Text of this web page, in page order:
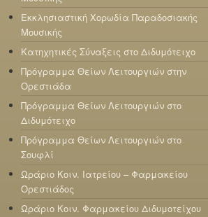
Εκκλησιαστική Χορωδία Παραδοσιακής
Μουσικής
Κατηχητικές Σύναξεις στο Διδυμότειχο
Πρόγραμμα Θείων Λειτουργιών στην
Ορεστιάδα
Πρόγραμμα Θείων Λειτουργιών στο
Διδυμότειχο
Πρόγραμμα Θείων Λειτουργιών στο
Σουφλί
Ωράριο Κοιν. Ιατρείου – Φαρμακείου
Ορεστιάδος
Ωράριο Κοιν. Φαρμακείου Διδυμοτείχου